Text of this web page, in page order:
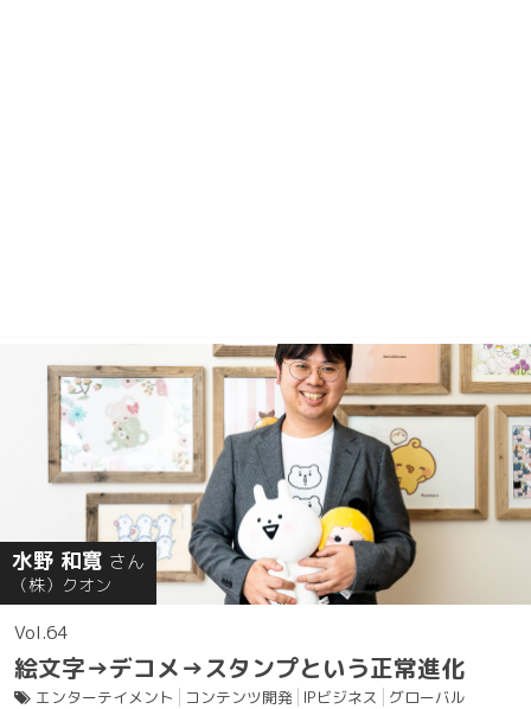
水野 和寛 さん
（株）クオン
64
絵文字→デコメ→スタンプという正常進化
エンターテイメント コンテンツ開発 IPビジネス グローバル